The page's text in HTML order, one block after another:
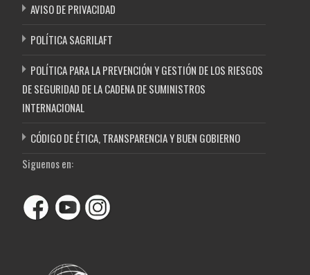
AVISO DE PRIVACIDAD
POLÍTICA SAGRILAFT
POLÍTICA PARA LA PREVENCIÓN Y GESTIÓN DE LOS RIESGOS
DE SEGURIDAD DE LA CADENA DE SUMINISTROS
INTERNACIONAL
CÓDIGO DE ÉTICA, TRANSPARENCIA Y BUEN GOBIERNO
Siguenos en: